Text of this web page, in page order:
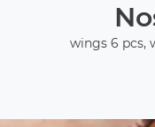
wings 6 pcs,